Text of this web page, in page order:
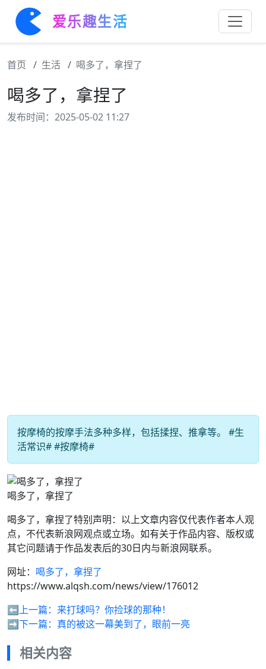
爱乐趣生活
首页 生活 喝多了，拿捏了
喝多了，拿捏了
发布时间：2025-05-02 11:27
按摩椅的按摩手法多种多样，包括揉捏、推拿等。 #生
活常识# #按摩椅#
喝多了，拿捏了
喝多了，拿捏了特别声明：以上文章内容仅代表作者本人观
点，不代表新浪网观点或立场。如有关于作品内容、版权或
其它问题请于作品发表后的30日内与新浪网联系。
网址： 喝多了，拿捏了
https://www.alqsh.com/news/view/176012
⬅️上一篇： 来打球吗？你捡球的那种！
➡️下一篇： 真的被这一幕美到了，眼前一亮
相关内容